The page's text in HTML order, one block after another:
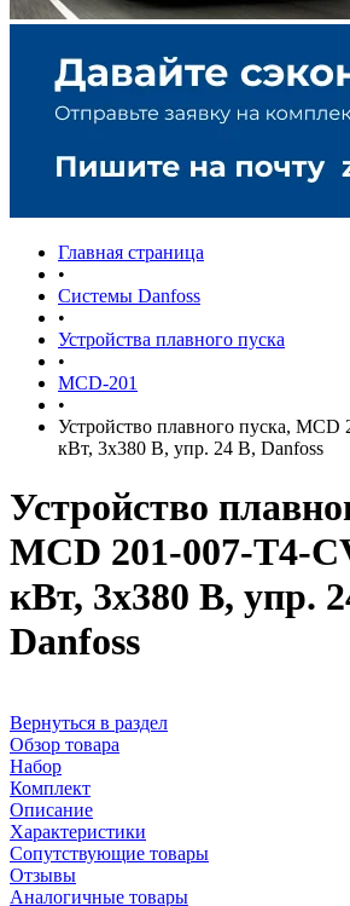
Главная страница
•
Системы Danfoss
•
Устройства плавного пуска
•
MCD-201
•
Устройство плавного пуска,
кВт, 3x380 В, упр. 24 В, Danfoss
Устройство
MCD 201-007-T4-
кВт, 3x380 В, упр.
Danfoss
Вернуться в раздел
Обзор товара
Набор
Комплект
Описание
Характеристики
Сопутствующие товары
Отзывы
Аналогичные товары